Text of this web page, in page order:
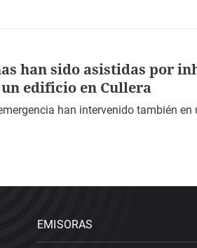
han sido asistidas por
edificio en Cullera
han intervenido también
EMISORAS